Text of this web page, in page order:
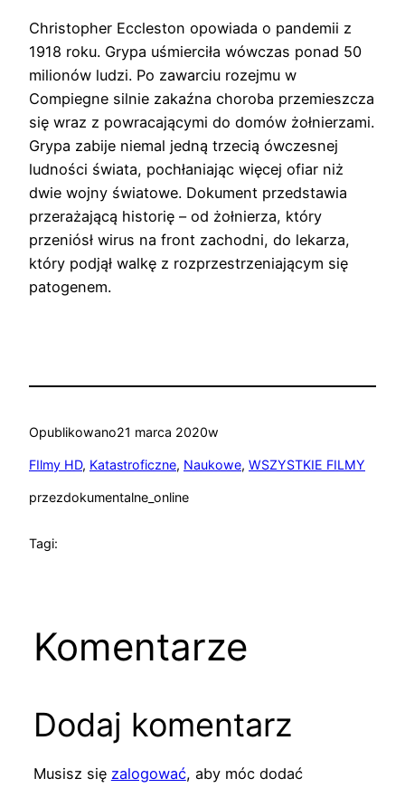
Christopher Eccleston opowiada o pandemii z
1918 roku. Grypa uśmierciła wówczas ponad 50
milionów ludzi. Po zawarciu rozejmu w
Compiegne silnie zakaźna choroba przemieszcza
się wraz z powracającymi do domów żołnierzami.
Grypa zabije niemal jedną trzecią ówczesnej
ludności świata, pochłaniając więcej ofiar niż
dwie wojny światowe. Dokument przedstawia
przerażającą historię – od żołnierza, który
przeniósł wirus na front zachodni, do lekarza,
który podjął walkę z rozprzestrzeniającym się
patogenem.
Opublikowano21 marca 2020w
FIlmy HD, Katastroficzne, Naukowe, WSZYSTKIE FILMY
przezdokumentalne_online
Tagi:
Komentarze
Dodaj komentarz
Musisz się zalogować, aby móc dodać